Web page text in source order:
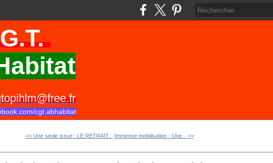
cgt.abhabitat
<< Une seule issue : LE RETRAIT... Immense mobilisation - Une... >>